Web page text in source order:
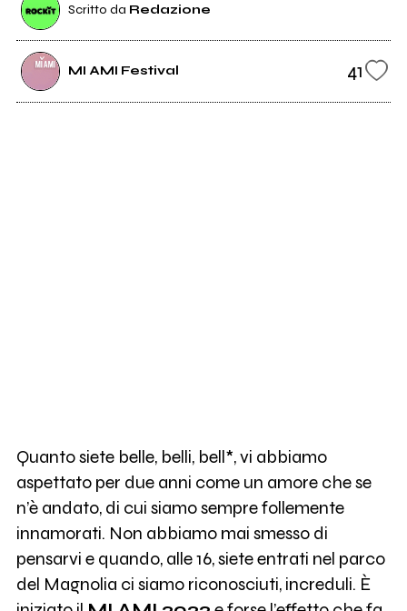
Scritto da Redazione
MI AMI Festival 41
Quanto siete belle, belli, bell*, vi abbiamo
aspettato per due anni come un amore che se
n’è andato, di cui siamo sempre follemente
innamorati. Non abbiamo mai smesso di
pensarvi e quando, alle 16, siete entrati nel parco
del Magnolia ci siamo riconosciuti, increduli. È